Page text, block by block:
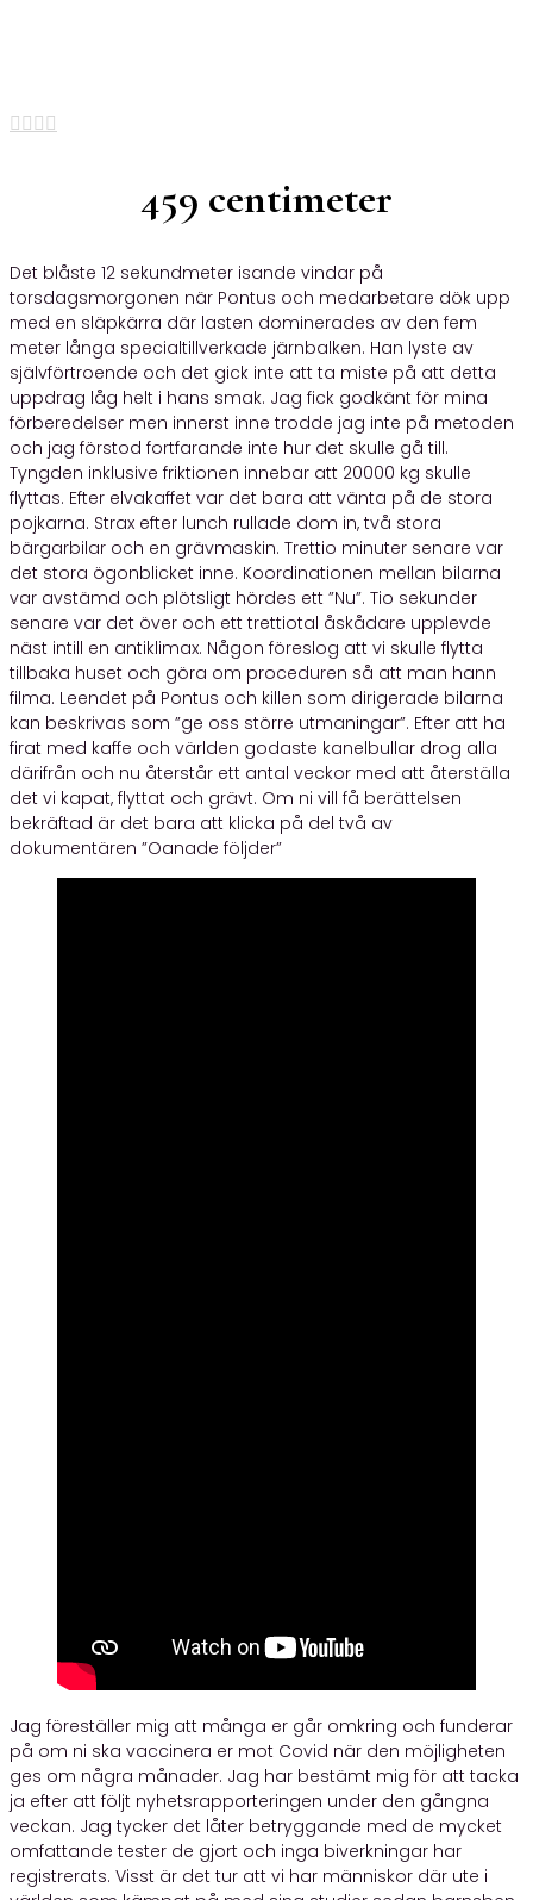
   
459 centimeter
Det blåste 12 sekundmeter isande vindar på
torsdagsmorgonen när Pontus och medarbetare dök upp
med en släpkärra där lasten dominerades av den fem
meter långa specialtillverkade järnbalken. Han lyste av
självförtroende och det gick inte att ta miste på att detta
uppdrag låg helt i hans smak. Jag fick godkänt för mina
förberedelser men innerst inne trodde jag inte på metoden
och jag förstod fortfarande inte hur det skulle gå till.
Tyngden inklusive friktionen innebar att 20000 kg skulle
flyttas. Efter elvakaffet var det bara att vänta på de stora
pojkarna. Strax efter lunch rullade dom in, två stora
bärgarbilar och en grävmaskin. Trettio minuter senare var
det stora ögonblicket inne. Koordinationen mellan bilarna
var avstämd och plötsligt hördes ett ”Nu”. Tio sekunder
senare var det över och ett trettiotal åskådare upplevde
näst intill en antiklimax. Någon föreslog att vi skulle flytta
tillbaka huset och göra om proceduren så att man hann
filma. Leendet på Pontus och killen som dirigerade bilarna
kan beskrivas som ”ge oss större utmaningar”. Efter att ha
firat med kaffe och världen godaste kanelbullar drog alla
därifrån och nu återstår ett antal veckor med att återställa
det vi kapat, flyttat och grävt. Om ni vill få berättelsen
bekräftad är det bara att klicka på del två av
dokumentären ”Oanade följder”
Jag föreställer mig att många er går omkring och funderar
på om ni ska vaccinera er mot Covid när den möjligheten
ges om några månader. Jag har bestämt mig för att tacka
ja efter att följt nyhetsrapporteringen under den gångna
veckan. Jag tycker det låter betryggande med de mycket
omfattande tester de gjort och inga biverkningar har
registrerats. Visst är det tur att vi har människor där ute i